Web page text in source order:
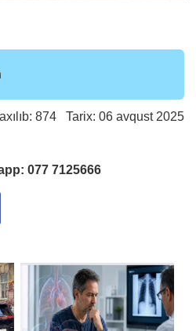
874 Tarix: 06 avqust 2025
077 7125666